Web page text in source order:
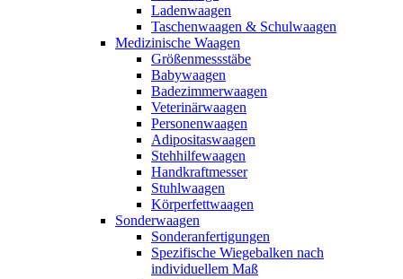
Ladenwaagen
Taschenwaagen & Schulwaagen
Medizinische Waagen
Größenmessstäbe
Babywaagen
Badezimmerwaagen
Veterinärwaagen
Personenwaagen
Adipositaswaagen
Stehhilfewaagen
Handkraftmesser
Stuhlwaagen
Körperfettwaagen
Sonderwaagen
Sonderanfertigungen
Spezifische Wiegebalken nach
individuellem Maß